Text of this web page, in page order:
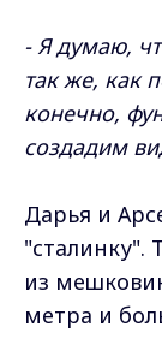
- Я думаю,
так же, как
конечно,
создадим
Дарья и
"сталинку".
из
метра и